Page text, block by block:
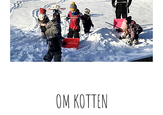
OM KOTTEN